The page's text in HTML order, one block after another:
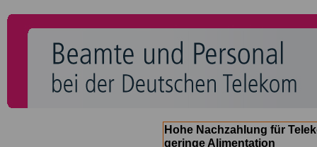
Hohe Nachzahlung für
geringe Alimentation